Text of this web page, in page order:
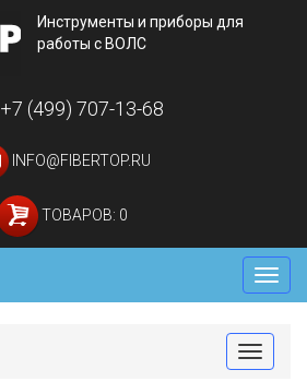
Инструменты и приборы для
работы с ВОЛС
+7 (499) 707-13-68
INFO@FIBERTOP.RU
ТОВАРОВ: 0
Меню
Toggle